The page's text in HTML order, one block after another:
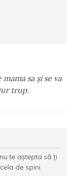
sa şi se va
trup.
te aștepta să ți
de spini.